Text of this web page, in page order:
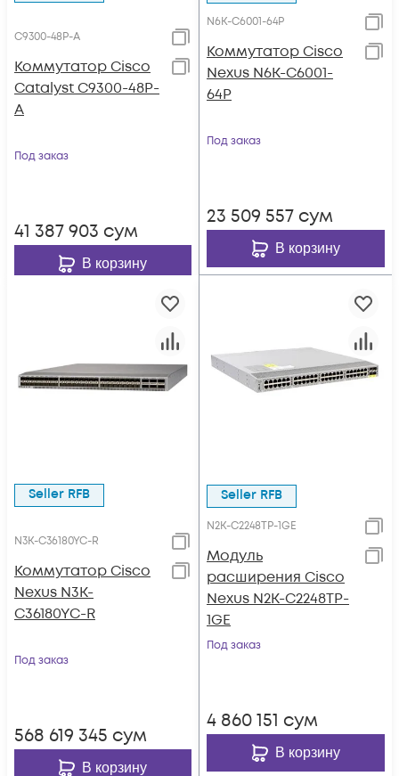
C9300-48P-A
Коммутатор Cisco
Catalyst C9300-48P-
A
Под заказ
41 387 903 сум
В корзину
N6K-C6001-64P
Коммутатор Cisco
Nexus N6K-C6001-
64P
Под заказ
23 509 557 сум
В корзину
Seller RFB
N3K-C36180YC-R
Коммутатор Cisco
Nexus N3K-
C36180YC-R
Под заказ
568 619 345 сум
В корзину
Seller RFB
N2K-C2248TP-1GE
Модуль
расширения Cisco
Nexus N2K-C2248TP-
1GE
Под заказ
4 860 151 сум
В корзину